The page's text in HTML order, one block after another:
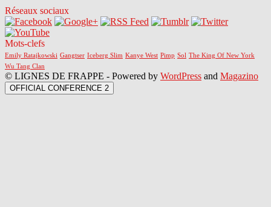
Réseaux sociaux
Mots-clefs
Emily Ratajkowski Gangtser Iceberg Slim Kanye West Pimp Sol The King Of New York
Wu Tang Clan
© LIGNES DE FRAPPE - Powered by WordPress and Magazino
OFFICIAL CONFERENCE 2